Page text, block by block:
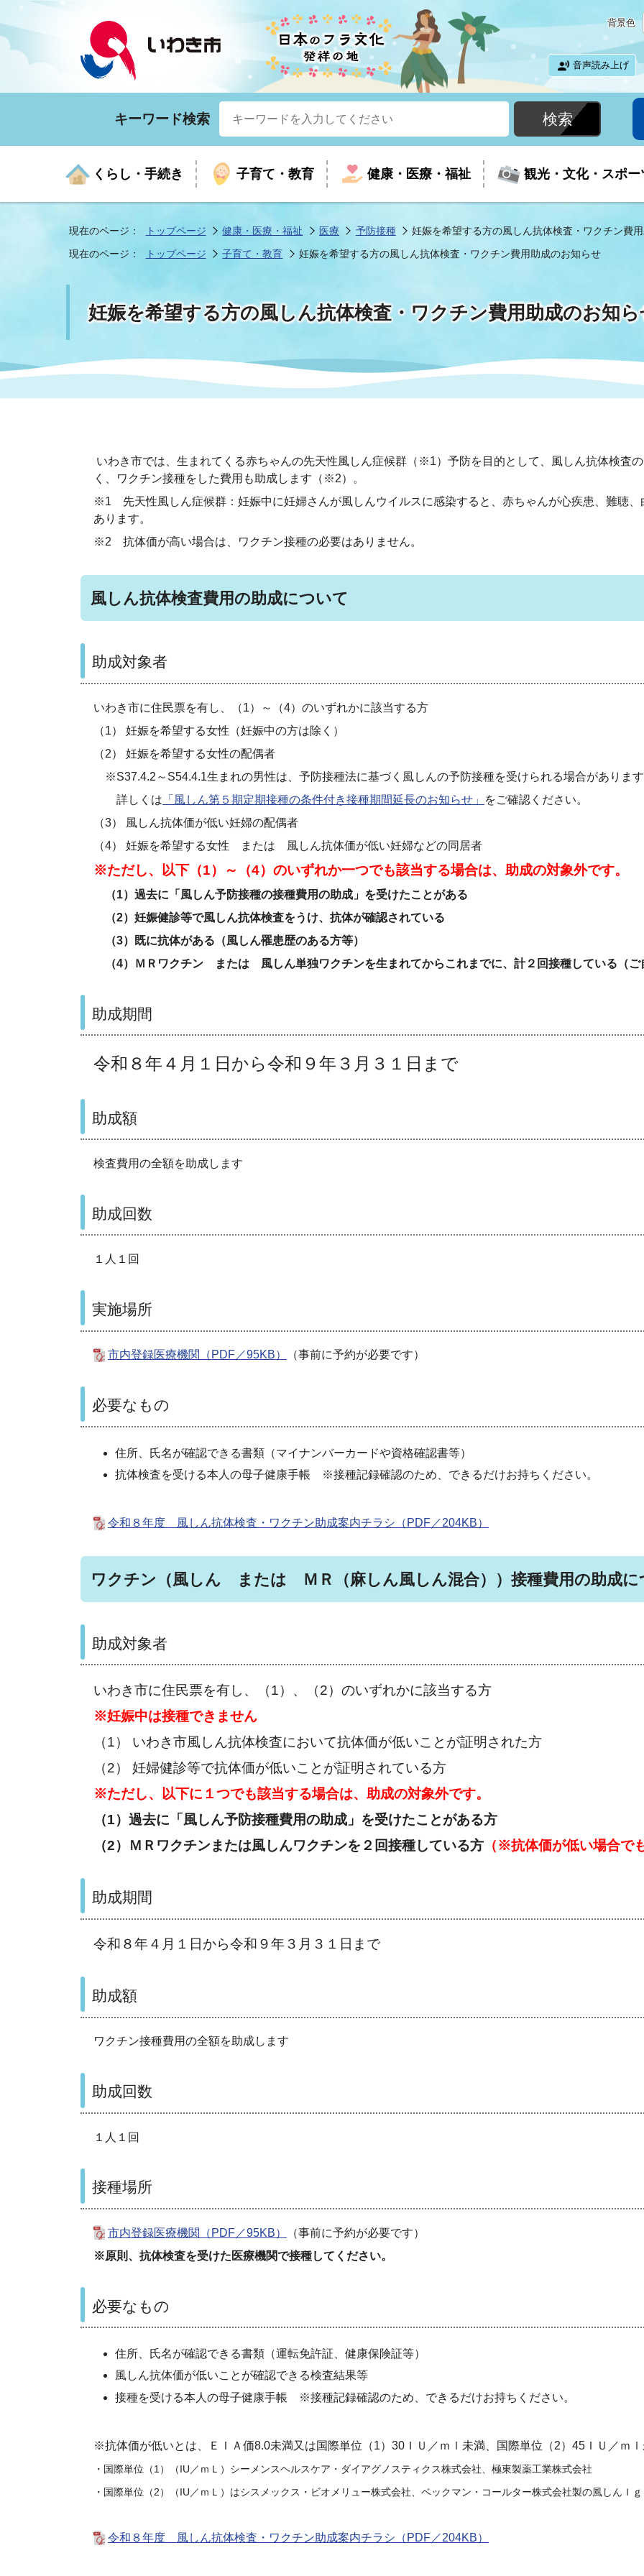
背景色
音声読み上げ
キーワード検索
くらし・手続き
くらしの手続きガイド いざという時に 届出・証明
年金・保険 マイナンバー 住まい・生活・相談
まちづくり 地域情報 移住・定住
電子サービス オープンデータ・活用事例
子育て・教育
生涯学習 子育て 教育
健康・医療・福祉
医療 健康 児童福祉
高齢者福祉・介護 地域包括ケア(介護予防等) 福祉事業者向け情報
福祉に関するその他の情報
新型コロナウイルス感染
観光・文化・スポー
お知らせ 年間イベントの案内 外国人観光客向けページ
目的から探す モデルコース 歴史・文化
スポーツ 施設関連情報 教育旅行
入札・契約 産業振興 廃棄物
企業立地 福祉・介護 都市計画・開発・建築
保健・衛生 指定管理者 除染事業
市の紹介 市長室 フラシティいわき
市の統計 広報 広聴
職員 行政計画 行政改革
ご意見・ご質問 水道局 施設案内
現在のページ： トップページ 健康・医療・福祉 医療 予防接種
妊娠を希望する方の風しん抗体検査・ワクチン費
現在のページ：
トップページ 子育て・教育 妊娠を希望する方の風しん抗体検査・ワクチン費用助成のお知らせ
妊娠を希望する方の風しん抗体検査・ワクチン費用助成のお知ら
いわき市では、生まれてくる赤ちゃんの先天性風しん症候群（※1）予防を目的として、風しん抗体検査
く、ワクチン接種をした費用も助成します（※2）。
※1 先天性風しん症候群： 妊娠中に妊婦さんが風しんウイルスに感染すると、赤ちゃんが心疾患、難聴
あります。
※2 抗体価が高い場合は、ワクチン接種の必要はありません。
風しん抗体検査費用の助成について
助成対象者
いわき市に住民票を有し、（1）～（4）のいずれかに該当する方
（1） 妊娠を希望する女性（妊娠中の方は除く）
（2） 妊娠を希望する女性の配偶者
※S37.4.2～S54.4.1生まれの男性は、予防接種法に基づく風しんの予防接種を受けられる場合がありま
詳しくは 「風しん第５期定期接種の条件付き接種期間延長のお知らせ」
をご確認ください。
（3）
風しん抗体価が低い妊婦の配偶者
（4） 妊娠を希望する女性 または 風しん抗体価が低い妊婦などの同居者
※ただし、以下（1）～（4）のいずれか一つでも該当する場合は、助成の対象外です。
（1）過去に「風しん予防接種の接種費用の助成」を受けたことがある
（2）妊娠健診等で風しん抗体検査をうけ、抗体が確認されている
（3）既に抗体がある（風しん罹患歴のある方等）
（4）ＭＲワクチン または 風しん単独ワクチンを生まれてからこれまでに、計２回接種している（ご
助成期間
令和８年４月１日から令和９年３月３１日まで
助成額
検査費用の全額を助成します
助成回数
１人１回
実施場所
市内登録医療機関（PDF／95KB） （事前に予約が必要です）
必要なもの
住所、氏名が確認できる書類（マイナンバーカードや資格確認書等）
抗体検査を受ける本人の母子健康手帳 ※接種記録確認のため、できるだけお持ちください。
令和８年度 風しん抗体検査・ワクチン助成案内チラシ（PDF／204KB）
ワクチン（風しん または ＭＲ（麻しん風しん混合））接種費用の助成
助成対象者
いわき市に住民票を有し、（1）、（2）のいずれかに該当する方
※妊娠中は接種できません
（1） いわき市風しん抗体検査において抗体価が低いことが証明された方
（2） 妊婦健診等で抗体価が低いことが証明されている方
※ただし、以下に１つでも該当する場合は、助成の対象外です。
（1）過去に「風しん予防接種費用の助成」を受けたことがある方
（2）ＭＲワクチンまたは風しんワクチンを２回接種している方 （※抗体価が低い場合で
助成期間
令和８年４月１日から令和９年３月３１日まで
助成額
ワクチン接種費用の全額を助成します
助成回数
１人１回
接種場所
市内登録医療機関（PDF／95KB）
（事前に予約が必要です）
※原則、抗体検査を受けた医療機関で接種してください。
必要なもの
住所、氏名が確認できる書類（運転免許証、健康保険証等）
風しん抗体価が低いことが確認できる検査結果等
接種を受ける本人の母子健康手帳 ※接種記録確認のため、できるだけお持ちください。
※抗体価が低いとは、ＥＩＡ価8.0未満又は国際単位（1）30ＩＵ／ｍｌ未満、国際単位（2）45ＩＵ／ｍ
・国際単位（1）（IU／ｍＬ）シーメンスヘルスケア・ダイアグノスティクス株式会社、極東製薬工業株式会社
・国際単位（2）（IU／ｍＬ）はシスメックス・ビオメリュー株式会社、ベックマン・コールター株式会社製の風しんＩ
令和８年度 風しん抗体検査・ワクチン助成案内チラシ（PDF／204KB）